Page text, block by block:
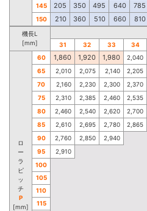
145 205 350 495 640 785
150 210 360 510 660 810
機長L
[mm]
31
32 33 34
ロ
ー
ラ
ピ
ッ
チ
P
[mm]
60 1,860 1,920 1,980 2,040
65
2,010 2,075 2,140 2,205
70
2,160 2,230 2,300 2,370
75
2,310 2,385 2,460 2,535
80
2,460 2,540 2,620 2,700
85
2,610 2,695 2,780 2,865
90
2,760 2,850
2,940
95
2,910
100
105
110
115